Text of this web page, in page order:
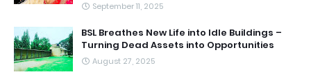
September 11, 2025
BSL Breathes New Life into Idle Buildings –
Turning Dead Assets into Opportunities
August 27, 2025